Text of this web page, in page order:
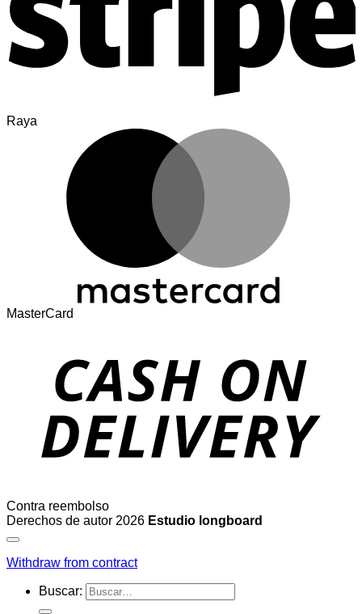
Raya
MasterCard
Contra reembolso
Derechos de autor 2026 Estudio longboard
Withdraw from contract
Buscar: